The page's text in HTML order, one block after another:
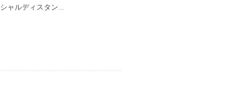
ャルディスタン...